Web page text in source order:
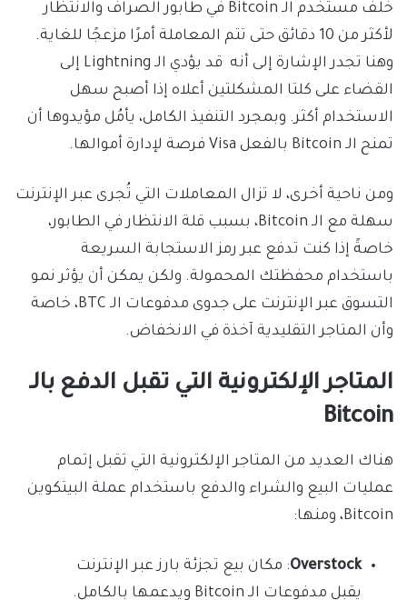
خلف مستخدم الـ Bitcoin في طابور الصراف والانتظار
لأكثر من 10 دقائق حتى تتم المعاملة أمرًا مزعجًا للغاية.
وهنا تجدر الإشارة إلى أنه قد يؤدي الـ Lightning إلى
القضاء على كلتا المشكلتين أعلاه إذا أصبح سهل
الاستخدام أكثر. وبمجرد التنفيذ الكامل، يأمُل مؤيدوها أن
تمنح الـ Bitcoin بالفعل Visa فرصة لإدارة أموالها.
ومن ناحية أخرى، لا تزال المعاملات التي تُجرى عبر الإنترنت
سهلة مع الـ Bitcoin، بسبب قلة الانتظار في الطابور،
خاصةً إذا كنت تدفع عبر رمز الاستجابة السريعة
باستخدام محفظتك المحمولة. ولكن يمكن أن يؤثر نمو
التسوق عبر الإنترنت على جدوى مدفوعات الـ BTC، خاصة
وأن المتاجر التقليدية آخذة في الانخفاض.
المتاجر الإلكترونية التي تقبل الدفع بالـ
Bitcoin
هناك العديد من المتاجر الإلكترونية التي تقبل إتمام
عمليات البيع والشراء والدفع باستخدام عملة البيتكوين
Bitcoin، ومنها:
Overstock: مكان بيع تجزئة بارز عبر الإنترنت
يقبل مدفوعات الـ Bitcoin ويدعمها بالكامل.